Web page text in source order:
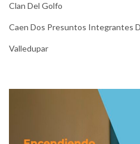
Clan Del Golfo
Caen Dos Presuntos Integrantes
Valledupar